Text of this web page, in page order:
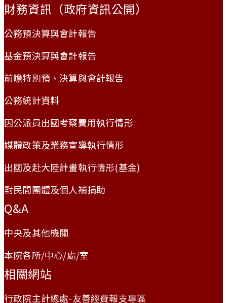
財務資訊（政府資訊公開）
公務預決算與會計報告
基金預決算與會計報告
前瞻特別預、決算與會計報告
公務統計資料
因公派員出國考察費用執行情形
媒體政策及業務宣導執行情形
出國及赴大陸計畫執行情形(基金)
對民間團體及個人補捐助
Q&A
中央及其他機關
本院各所/中心/處/室
相關網站
行政院主計總處-友善經費報支專區